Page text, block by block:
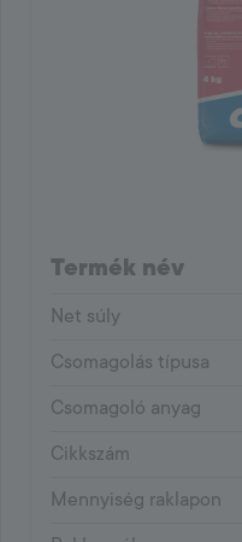
Termék név
Net súly
Csomagolás típusa
Csomagoló anyag
Cikkszám
Mennyiség raklapon